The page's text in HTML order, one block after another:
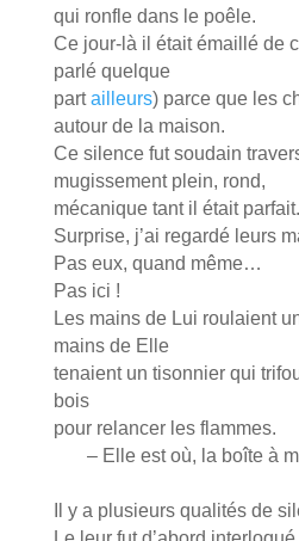
qui ronfle dans le poêle.
Ce jour-là il était émaillé de
parlé quelque
partailleurs) parce que les
autour de la maison.
Ce silence fut soudain
mugissement plein, rond,
mécanique tant il était parfait.
Surprise, j’ai regardé leurs
Pas eux, quand même…
Pas ici !
Les mains de Lui roulaient
mains de Elle
tenaient un tisonnier qui
bois
pour relancer les flammes.
– Elle est où, la boîte à
Il y a plusieurs qualités de